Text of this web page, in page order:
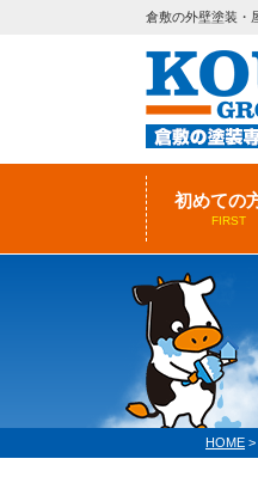
倉敷の外壁塗装・
初めての
FIRST
HOME >